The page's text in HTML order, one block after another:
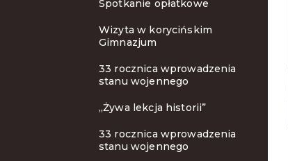
Spotkanie opłatkowe
Wizyta w korycińskim
Gimnazjum
33 rocznica wprowadzenia
stanu wojennego
„Żywa lekcja historii”
33 rocznica wprowadzenia
stanu wojennego